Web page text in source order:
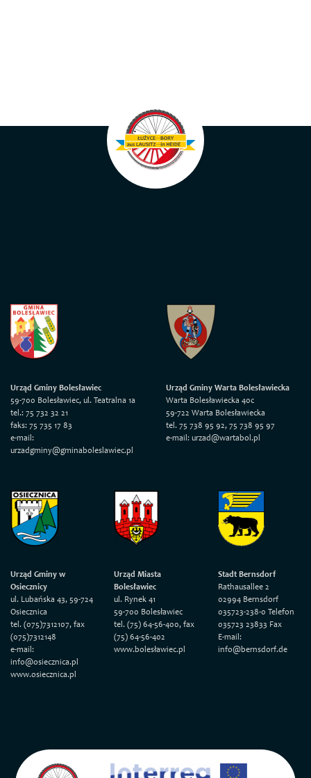
Urząd Gminy Bolesławiec
59-700 Bolesławiec, ul. Teatralna 1a
tel.: 75 732 32 21
faks: 75 735 17 83
e-mail:
urzadgminy@gminaboleslawiec.pl
Urząd Gminy Warta Bolesławiecka
Warta Bolesławiecka 40c
59-722 Warta Bolesławiecka
tel. 75 738 95 92, 75 738 95 97
e-mail: urzad@wartabol.pl
Urząd Gminy w
Osiecznicy
ul. Lubańska 43, 59-724
Osiecznica
tel. (075)7312107, fax
(075)7312148
e-mail:
info@osiecznica.pl
www.osiecznica.pl
Urząd Miasta
Bolesławiec
ul. Rynek 41
59-700 Bolesławiec
tel. (75) 64-56-400, fax
(75) 64-56-402
www.bolesławiec.pl
Stadt Bernsdorf
Rathausallee 2
02994 Bernsdorf
035723-238-0 Telefon
035723 23833 Fax
E-mail:
info@bernsdorf.de